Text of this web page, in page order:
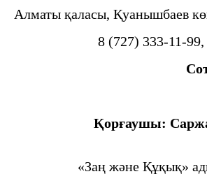
Алматы қаласы, Қуанышбаев
8 (727) 333-11-
Қорғаушы:
«Заң және Құқық»